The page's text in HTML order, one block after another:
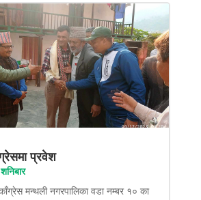
प्रवेश
मन्थली नगरपालिका वडा नम्बर १० का